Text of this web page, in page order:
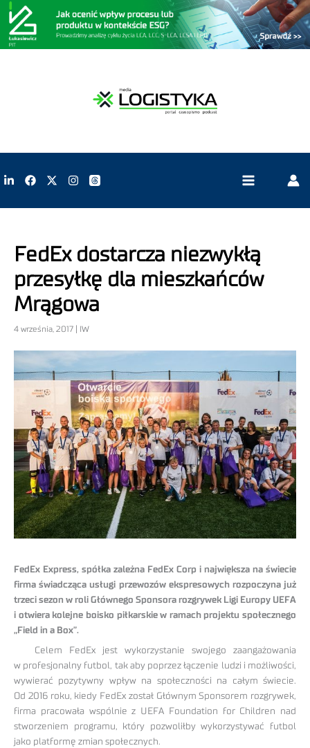
FedEx dostarcza niezwykłą
przesyłkę dla mieszkańców
Mrągowa
4 września, 2017 | IW
FedEx Express, spółka zależna FedEx Corp i największa na świecie
firma świadcząca usługi przewozów ekspresowych rozpoczyna już
trzeci sezon w roli Głównego Sponsora rozgrywek Ligi Europy UEFA
i otwiera kolejne boisko piłkarskie w ramach projektu społecznego
„Field in a Box”.
Celem FedEx jest wykorzystanie swojego zaangażowania
w profesjonalny futbol, tak aby poprzez łączenie ludzi i możliwości,
wywierać pozytywny wpływ na społeczności na całym świecie.
Od 2016 roku, kiedy FedEx został Głównym Sponsorem rozgrywek,
firma pracowała wspólnie z UEFA Foundation for Children nad
stworzeniem programu, który pozwoliłby wykorzystywać futbol
jako platformę zmian społecznych.